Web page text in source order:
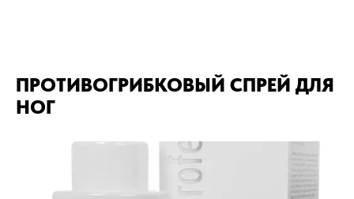
ПРОТИВОГРИБКОВЫЙ СПРЕЙ ДЛЯ
НОГ